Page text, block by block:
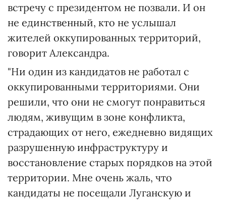
встречу с президентом не позвали. И он
не единственный, кто не услышал
жителей оккупированных территорий,
говорит Александра.
"Ни один из кандидатов не работал с
оккупированными территориями. Они
решили, что они не смогут понравиться
людям, живущим в зоне конфликта,
страдающих от него, ежедневно видящих
разрушенную инфраструктуру и
восстановление старых порядков на этой
территории. Мне очень жаль, что
кандидаты не посещали Луганскую и